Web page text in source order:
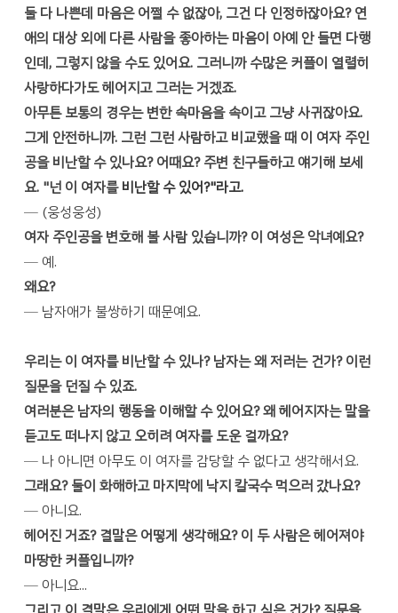
둘 다 나쁜데 마음은 어쩔 수 없잖아, 그건 다 인정하잖아요? 연
애의 대상 외에 다른 사람을 좋아하는 마음이 아예 안 들면 다행
인데, 그렇지 않을 수도 있어요. 그러니까 수많은 커플이 열렬히
사랑하다가도 헤어지고 그러는 거겠죠.
아무튼 보통의 경우는 변한 속마음을 속이고 그냥 사귀잖아요.
그게 안전하니까. 그런 그런 사람하고 비교했을 때 이 여자 주인
공을 비난할 수 있나요?어때요? 주변 친구들하고 얘기해 보세
요. "넌 이 여자를비난할 수 있어?"라고.
─ (웅성웅성)
여자 주인공을 변호해 볼 사람 있습니까? 이 여성은 악녀예요?
─ 예.
왜요?
─ 남자애가 불쌍하기 때문예요.
우리는 이 여자를 비난할 수 있나?남자는 왜 저러는 건가? 이런
질문을 던질 수 있죠.
여러분은 남자의 행동을 이해할 수 있어요?왜 헤어지자는 말을
듣고도 떠나지 않고 오히려 여자를 도운 걸까요?
─ 나 아니면 아무도 이 여자를 감당할 수 없다고 생각해서요.
그래요? 둘이 화해하고 마지막에 낙지 칼국수 먹으러 갔나요?
─ 아니요.
헤어진 거죠? 결말은 어떻게 생각해요? 이 두 사람은 헤어져야
마땅한 커플입니까?
─ 아니요...